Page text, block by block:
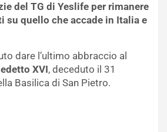
del TG di Yeslife per rimanere
su quello che accade in Italia e
dare l’ultimo abbraccio al
XVI, deceduto il 31
Basilica di San Pietro.